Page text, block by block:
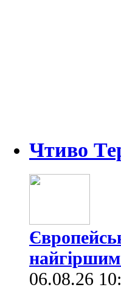
Чтиво
найгіршим
06.08.26